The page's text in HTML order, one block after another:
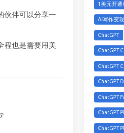
伙伴可以分享一
程也是需要用美
1美元开通
AI写作变现
ChatGPT
ChatGPT
ChatGPT
ChatGPT
ChatGPT
ChatGPT
ChatGPT